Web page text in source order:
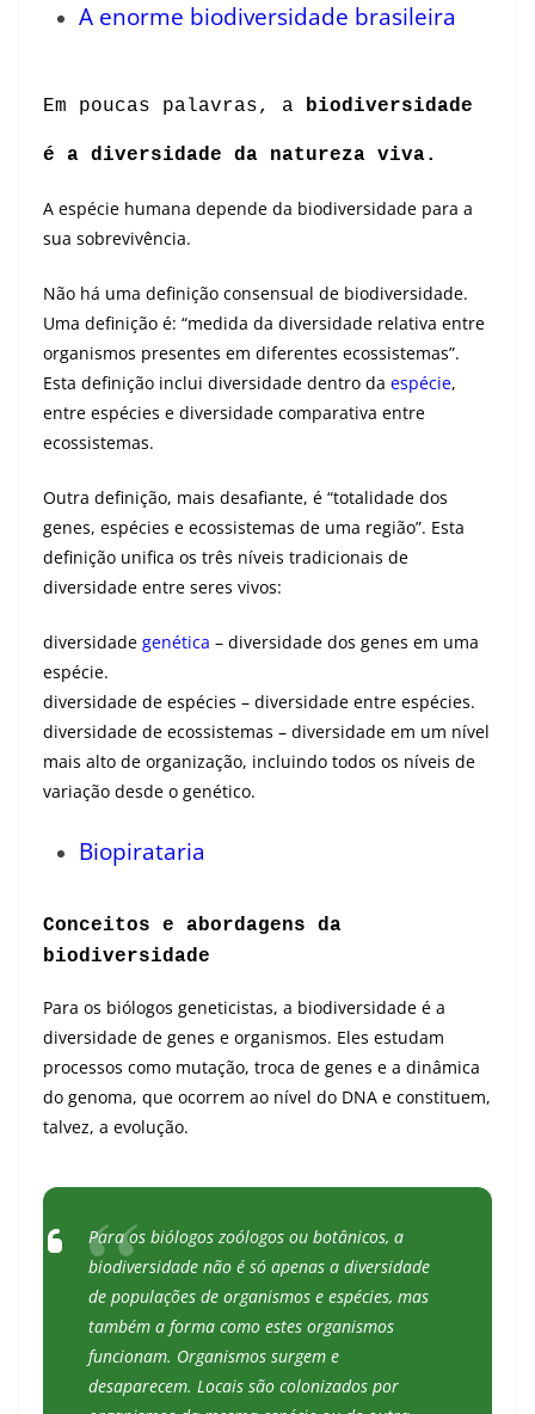
A enorme biodiversidade brasileira
Em poucas palavras, a biodiversidade
é a diversidade da natureza viva.
A espécie humana depende da biodiversidade para a
sua sobrevivência.
Não há uma definição consensual de biodiversidade.
Uma definição é: “medida da diversidade relativa entre
organismos presentes em diferentes ecossistemas”.
Esta definição inclui diversidade dentro da espécie,
entre espécies e diversidade comparativa entre
ecossistemas.
Outra definição, mais desafiante, é “totalidade dos
genes, espécies e ecossistemas de uma região”. Esta
definição unifica os três níveis tradicionais de
diversidade entre seres vivos:
diversidade genética – diversidade dos genes em uma
espécie.
diversidade de espécies – diversidade entre espécies.
diversidade de ecossistemas – diversidade em um nível
mais alto de organização, incluindo todos os níveis de
variação desde o genético.
Biopirataria
Conceitos e abordagens da
biodiversidade
Para os biólogos geneticistas, a biodiversidade é a
diversidade de genes e organismos. Eles estudam
processos como mutação, troca de genes e a dinâmica
do genoma, que ocorrem ao nível do DNA e constituem,
talvez, a evolução.
Para os biólogos zoólogos ou botânicos, a
biodiversidade não é só apenas a diversidade
de populações de organismos e espécies, mas
também a forma como estes organismos
funcionam. Organismos surgem e
desaparecem. Locais são colonizados por